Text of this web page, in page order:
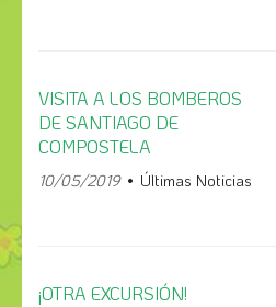
VISITA A LOS BOMBEROS
DE SANTIAGO DE
COMPOSTELA
10/05/2019 Últimas Noticias
¡OTRA EXCURSIÓN!